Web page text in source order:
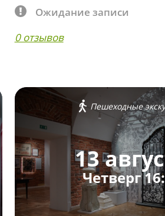
Ожидание записи
0 отзывов
Пешеходные
13
Четверг